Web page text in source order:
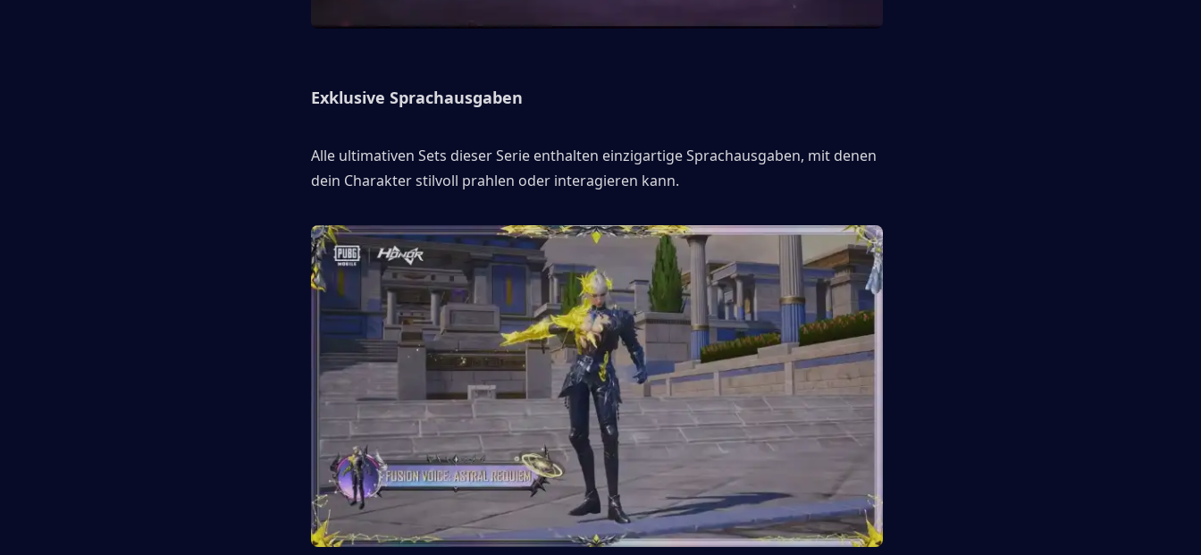
Exklusive Sprachausgaben
Alle ultimativen Sets dieser Serie enthalten einzigartige Sprachausgaben, mit denen
dein Charakter stilvoll prahlen oder interagieren kann.